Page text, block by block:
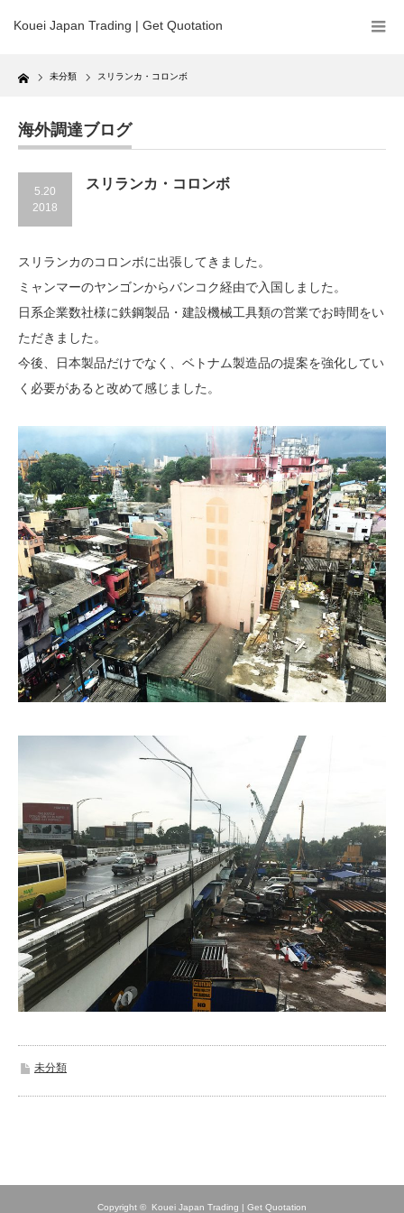
Kouei Japan Trading | Get Quotation
Home 未分類 スリランカ・コロンボ
海外調達ブログ
5.20
2018
スリランカ・コロンボ
スリランカのコロンボに出張してきました。
ミャンマーのヤンゴンからバンコク経由で入国しました。
日系企業数社様に鉄鋼製品・建設機械工具類の営業でお時間をい
ただきました。
今後、日本製品だけでなく、ベトナム製造品の提案を強化してい
く必要があると改めて感じました。
未分類
Copyright © Kouei Japan Trading | Get Quotation